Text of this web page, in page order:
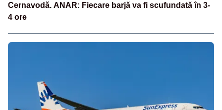
Cernavodă. ANAR: Fiecare barjă va fi scufundată în 3-
4 ore